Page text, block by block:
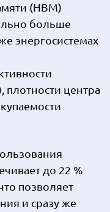
(HBM)
больше
энергосистемах
плотности центра
до 22 %
позволяет
и сразу же